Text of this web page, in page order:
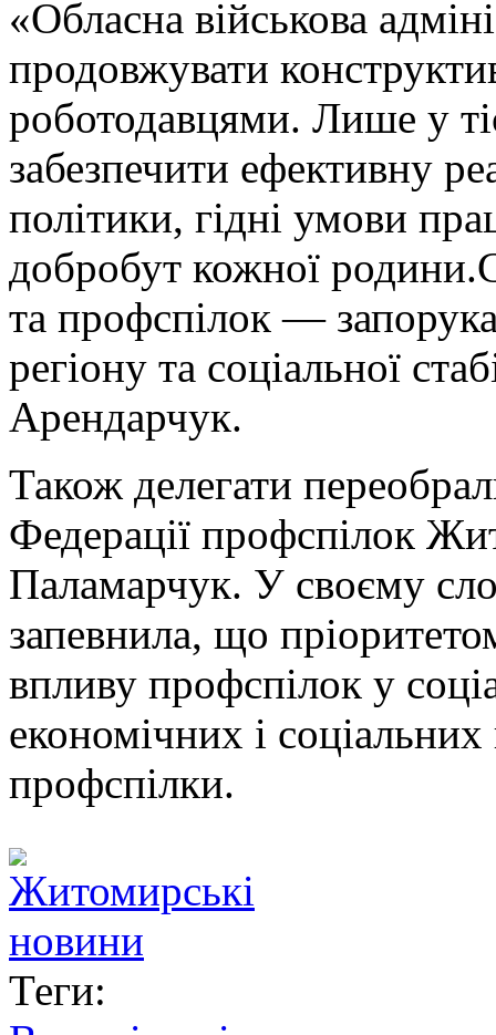
«Обласна військова
продовжувати
роботодавцями. Лише у
забезпечити ефективну
політики, гідні умови
добробут кожної
та профспілок —
регіону та соціальної
Арендарчук.
Також делегати
Федерації профспілок
Паламарчук. У своєму
запевнила, що
впливу профспілок у
економічних і
профспілки.
Теги: